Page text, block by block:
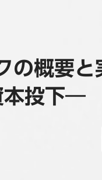
の概要と
本投下―